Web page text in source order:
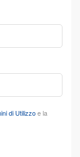
di Utilizzoe la